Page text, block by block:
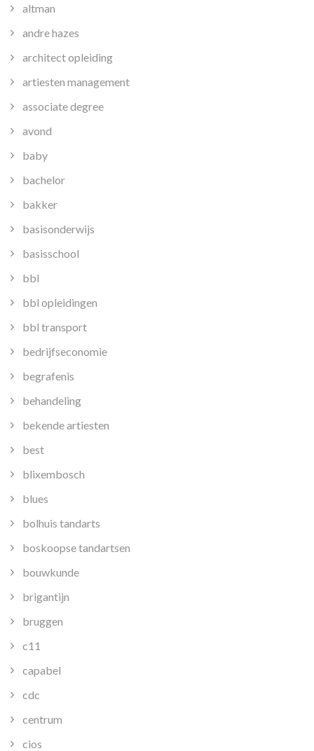
altman
andre hazes
architect opleiding
artiesten management
associate degree
avond
baby
bachelor
bakker
basisonderwijs
basisschool
bbl
bbl opleidingen
bbl transport
bedrijfseconomie
begrafenis
behandeling
bekende artiesten
best
blixembosch
blues
bolhuis tandarts
boskoopse tandartsen
bouwkunde
brigantijn
bruggen
c11
capabel
cdc
centrum
cios